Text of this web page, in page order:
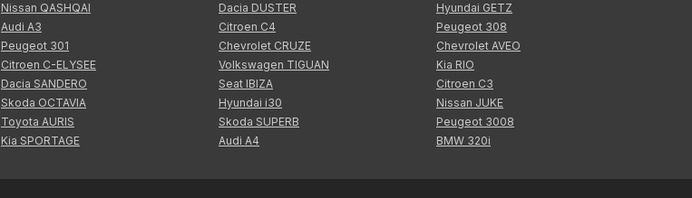
Nissan QASHQAI
Audi A3
Peugeot 301
Citroen C-ELYSEE
Dacia SANDERO
Skoda OCTAVIA
Toyota AURIS
Kia SPORTAGE
Dacia DUSTER
Citroen C4
Chevrolet CRUZE
Volkswagen TIGUAN
Seat IBIZA
Hyundai i30
Skoda SUPERB
Audi A4
Hyundai GETZ
Peugeot 308
Chevrolet AVEO
Kia RIO
Citroen C3
Nissan JUKE
Peugeot 3008
BMW 320i